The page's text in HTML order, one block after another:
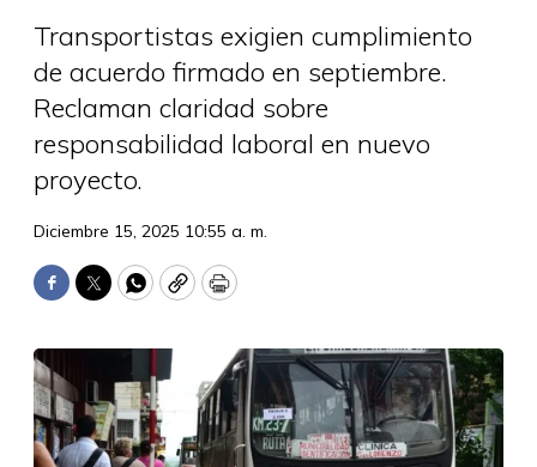
Transportistas exigien cumplimiento
de acuerdo firmado en septiembre.
Reclaman claridad sobre
responsabilidad laboral en nuevo
proyecto.
Diciembre 15, 2025 10:55 a. m.
Facebook
TwitterWhatsApp
CopyPrint